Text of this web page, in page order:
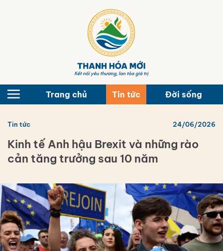
Trang chủ Tin tức Đời sống
Tin tức 24/06/2026
Kinh tế Anh hậu Brexit và những rào
cản tăng trưởng sau 10 năm